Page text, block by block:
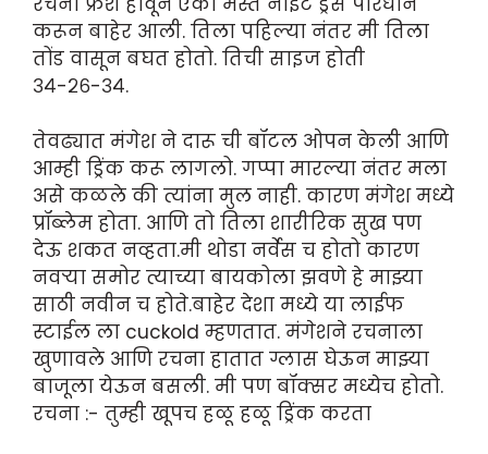
करून बाहेर आली. तिला पहिल्या नंतर मी तिला
तोंड वासून बघत होतो. तिची साइज होती
३४-२६-३४.
तेवढ्यात मंगेश ने दारू ची बॉटल ओपन केली आणि
आम्ही ड्रिंक करू लागलो. गप्पा मारल्या नंतर मला
असे कळले की त्यांना मुल नाही. कारण मंगेश मध्ये
प्रॉब्लेम होता. आणि तो तिला शारीरिक सुख पण
देऊ शकत नव्हता.मी थोडा नर्वेस च होतो कारण
नवऱ्या समोर त्याच्या बायकोला झवणे हे माझ्या
साठी नवीन च होते.बाहेर देशा मध्ये या लाईफ
स्टाईल ला cuckold म्हणतात. मंगेशने रचनाला
खुणावले आणि रचना हातात ग्लास घेऊन माझ्या
बाजूला येऊन बसली. मी पण बॉक्सर मध्येच होतो.
रचना :- तुम्ही खूपच हळू हळू ड्रिंक करता